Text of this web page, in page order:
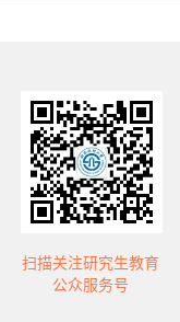
西南财经大学
本科教务处
证券与期货学
扫描关注研究生教育
公众服务号